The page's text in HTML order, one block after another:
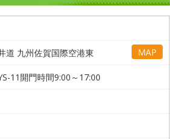
道 九州佐賀国際空港東 MAP
11開門時間9:00～17:00